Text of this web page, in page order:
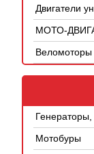
Двигатели
МОТО-
Веломоторы
Мотобуры